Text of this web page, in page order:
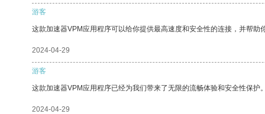
游客
这款加速器VPM应用程序可以给你提供最高速度和安全性的连接，并帮助
2024-04-29
游客
这款加速器VPM应用程序已经为我们带来了无限的流畅体验和安全性保护
2024-04-29